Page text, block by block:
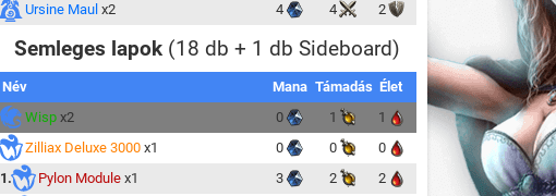
Ursine Maul x2 4 4 2
Semleges lapok (18 db + 1 db Sideboard)
Név Mana Támadás Élet
Wisp x2 0 1
1
Zilliax Deluxe 3000 x1 0 0
0
1.
Pylon Module x1 3 2
2